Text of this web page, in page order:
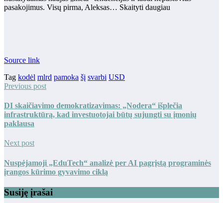
pasakojimus. Visų pirma, Aleksas… Skaityti daugiau
Source link
Tag kodėl mlrd pamoka šį svarbi USD
Previous post
DI skaičiavimo demokratizavimas: „Nodera“ išplečia
infrastruktūrą, kad investuotojai būtų sujungti su įmonių
paklausa
Next post
Nuspėjamoji „EduTech“ analizė per AI pagrįstą programinės
įrangos kūrimo gyvavimo ciklą
Susiję įrašai